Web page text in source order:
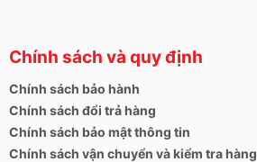
Chính sách và quy định
Chính sách bảo hành
Chính sách đổi trả hàng
Chính sách bảo mật thông tin
Chính sách vận chuyển và kiểm tra hàng